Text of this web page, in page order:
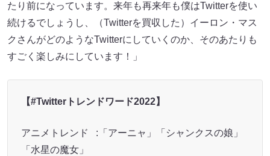
たり前になっています。来年も再来年も僕はTwitterを使い
続けるでしょうし、（Twitterを買収した）イーロン・マス
クさんがどのようなTwitterにしていくのか、そのあたりも
すごく楽しみにしています！」
【#Twitterトレンドワード2022】
アニメトレンド :「アーニャ」「シャンクスの娘」
「水星の魔女」